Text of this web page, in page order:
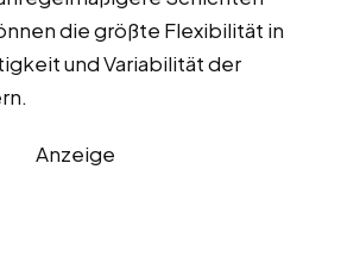
die größte Flexibilität in
und Variabilität der
Anzeige